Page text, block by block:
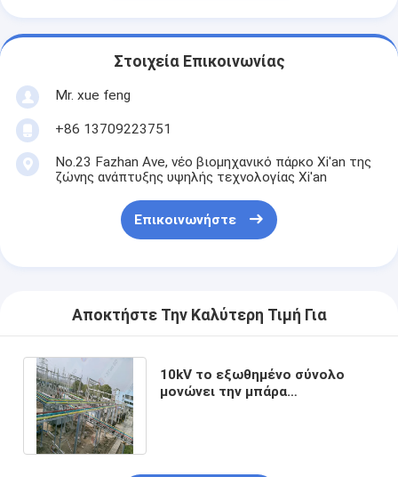
Στοιχεία Επικοινωνίας
Mr. xue feng
+86 13709223751
No.23 Fazhan Ave, νέο βιομηχανικό πάρκο Xi'an της
ζώνης ανάπτυξης υψηλής τεχνολογίας Xi'an
Επικοινωνήστε
Αποκτήστε Την Καλύτερη Τιμή Για
10kV το εξωθημένο σύνολο
μονώνει την μπάρα